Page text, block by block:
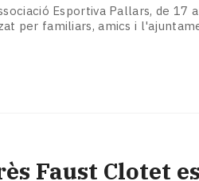
Esportiva Pallars, de 17
per familiars, amics i
Faust Clotet